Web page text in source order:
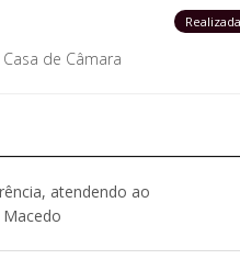
Realizada
de Câmara
atendendo ao